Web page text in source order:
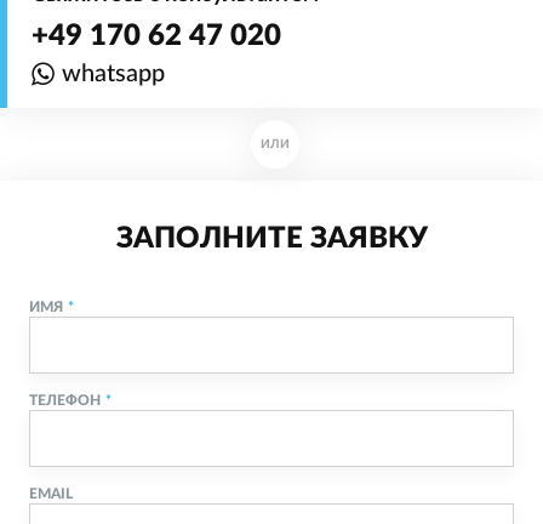
+49 170 62 47 020
whatsapp
ИЛИ
ЗАПОЛНИТЕ ЗАЯВКУ
ИМЯ
ТЕЛЕФОН
EMAIL